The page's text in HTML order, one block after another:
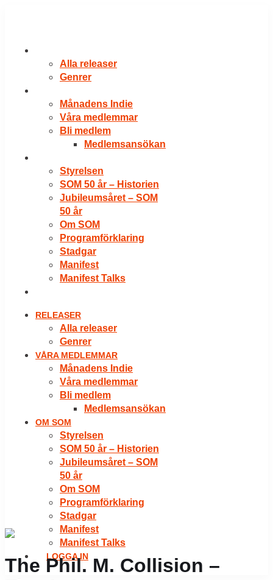
Alla releaser
Genrer
Månadens Indie
Våra medlemmar
Bli medlem
Medlemsansökan
Styrelsen
SOM 50 år – Historien
Jubileumsåret – SOM
50 år
Om SOM
Programförklaring
Stadgar
Manifest
Manifest Talks
RELEASER
Alla releaser
Genrer
VÅRA MEDLEMMAR
Månadens Indie
Våra medlemmar
Bli medlem
Medlemsansökan
OM SOM
Styrelsen
SOM 50 år – Historien
Jubileumsåret – SOM
50 år
Om SOM
Programförklaring
Stadgar
Manifest
Manifest Talks
LOGGA IN
The Phil. M. Collision –